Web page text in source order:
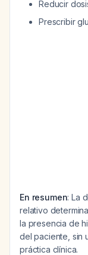
Reducir
Prescribir
En resumen: La
relativo
la presencia de
del paciente, sin
práctica clínica.